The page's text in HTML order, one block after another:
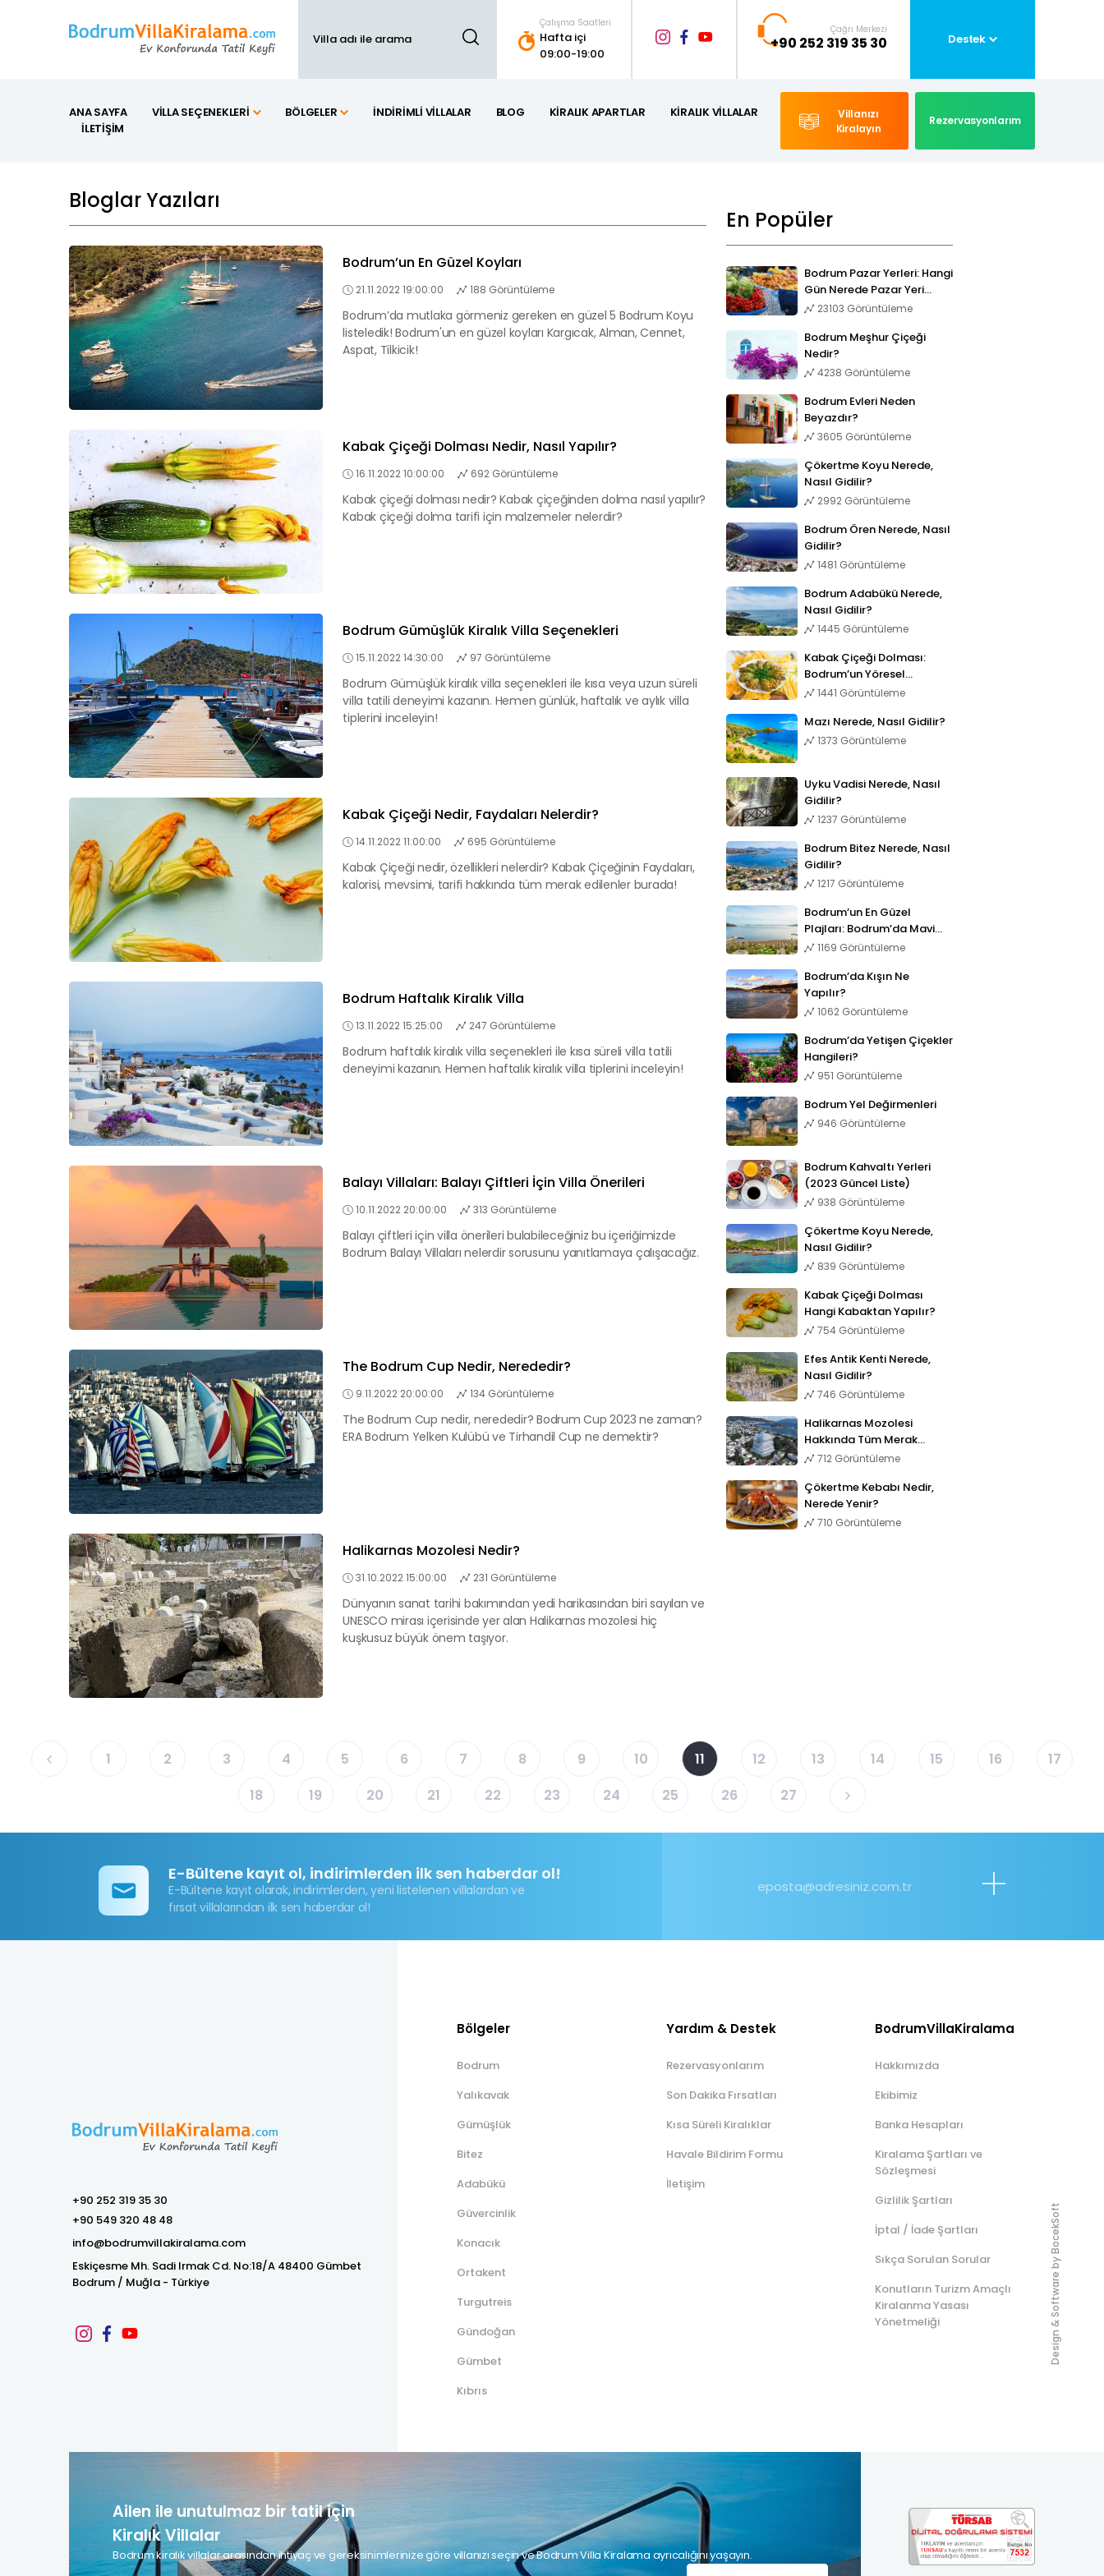
Çalışma Saatleri
Hafta içi
09:00-19:00
Çağrı Merkezi
+90 252 319 35 30 Destek
ANA SAYFA VILLA SEÇENEKLERI BÖLGELER İNDIRIMLI VILLALAR BLOG KIRALIK APARTLAR
KIRALIK VILLALAR
İLETIŞIM
Villanızı
Kiralayın
Rezervasyonlarım
Bloglar Yazıları
Bodrum’un En Güzel Koyları
21.11.2022 19:00:00 188 Görüntüleme
Bodrum’da mutlaka görmeniz gereken en güzel 5 Bodrum Koyu
listeledik! Bodrum'un en güzel koyları Kargıcak, Alman, Cennet,
Aspat, Tilkicik!
Kabak Çiçeği Dolması Nedir, Nasıl Yapılır?
16.11.2022 10:00:00 692 Görüntüleme
Kabak çiçeği dolması nedir? Kabak çiçeğinden dolma nasıl yapılır?
Kabak çiçeği dolma tarifi için malzemeler nelerdir?
Bodrum Gümüşlük Kiralık Villa Seçenekleri
15.11.2022 14:30:00 97 Görüntüleme
Bodrum Gümüşlük kiralık villa seçenekleri ile kısa veya uzun süreli
villa tatili deneyimi kazanın. Hemen günlük, haftalık ve aylık villa
tiplerini inceleyin!
Kabak Çiçeği Nedir, Faydaları Nelerdir?
14.11.2022 11:00:00 695 Görüntüleme
Kabak Çiçeği nedir, özellikleri nelerdir? Kabak Çiçeğinin Faydaları,
kalorisi, mevsimi, tarifi hakkında tüm merak edilenler burada!
Bodrum Haftalık Kiralık Villa
13.11.2022 15:25:00 247 Görüntüleme
Bodrum haftalık kiralık villa seçenekleri ile kısa süreli villa tatili
deneyimi kazanın. Hemen haftalık kiralık villa tiplerini inceleyin!
Balayı Villaları: Balayı Çiftleri İçin Villa Önerileri
10.11.2022 20:00:00 313 Görüntüleme
Balayı çiftleri için villa önerileri bulabileceğiniz bu içeriğimizde
Bodrum Balayı Villaları nelerdir sorusunu yanıtlamaya çalışacağız.
The Bodrum Cup Nedir, Nerededir?
9.11.2022 20:00:00 134 Görüntüleme
The Bodrum Cup nedir, nerededir? Bodrum Cup 2023 ne zaman?
ERA Bodrum Yelken Kulübü ve Tirhandil Cup ne demektir?
Halikarnas Mozolesi Nedir?
31.10.2022 15:00:00 231 Görüntüleme
Dünyanın sanat tarihi bakımından yedi harikasından biri sayılan ve
UNESCO mirası içerisinde yer alan Halikarnas mozolesi hiç
kuşkusuz büyük önem taşıyor.
En Popüler
Bodrum Pazar Yerleri: Hangi
Gün Nerede Pazar Yeri
Kuruluyor?
23103 Görüntüleme
Bodrum Meşhur Çiçeği
Nedir?
4238 Görüntüleme
Bodrum Evleri Neden
Beyazdır?
3605 Görüntüleme
Çökertme Koyu Nerede,
Nasıl Gidilir?
2992 Görüntüleme
Bodrum Ören Nerede, Nasıl
Gidilir?
1481 Görüntüleme
Bodrum Adabükü Nerede,
Nasıl Gidilir?
1445 Görüntüleme
Kabak Çiçeği Dolması:
Bodrum’un Yöresel
Lezzetleri
1441 Görüntüleme
Mazı Nerede, Nasıl Gidilir?
1373 Görüntüleme
Uyku Vadisi Nerede, Nasıl
Gidilir?
1237 Görüntüleme
Bodrum Bitez Nerede, Nasıl
Gidilir?
1217 Görüntüleme
Bodrum’un En Güzel
Plajları: Bodrum’da Mavi
Bayraklı 11 Plaj
1169 Görüntüleme
Bodrum’da Kışın Ne
Yapılır?
1062 Görüntüleme
Bodrum’da Yetişen Çiçekler
Hangileri?
951 Görüntüleme
Bodrum Yel Değirmenleri
946 Görüntüleme
Bodrum Kahvaltı Yerleri
(2023 Güncel Liste)
938 Görüntüleme
Çökertme Koyu Nerede,
Nasıl Gidilir?
839 Görüntüleme
Kabak Çiçeği Dolması
Hangi Kabaktan Yapılır?
754 Görüntüleme
Efes Antik Kenti Nerede,
Nasıl Gidilir?
746 Görüntüleme
Halikarnas Mozolesi
Hakkında Tüm Merak
Edilenler
712 Görüntüleme
Çökertme Kebabı Nedir,
Nerede Yenir?
710 Görüntüleme
1 2 3 4 5 6 7 8 9 10 11 12 13 14 15 16
17
18
19 20 21 22 23 24 25 26 27
E-Bültene kayıt ol, indirimlerden ilk sen haberdar ol!
E-Bültene kayıt olarak, indirimlerden, yeni listelenen villalardan ve
fırsat villalarından ilk sen haberdar ol!
+90 252 319 35 30
+90 549 320 48 48
info@bodrumvillakiralama.com
Eskiçesme Mh. Sadi Irmak Cd. No:18/A 48400 Gümbet
Bodrum / Muğla - Türkiye
Bölgeler
Bodrum
Yalıkavak
Gümüşlük
Bitez
Adabükü
Güvercinlik
Konacık
Ortakent
Turgutreis
Gündoğan
Gümbet
Kıbrıs
Yardım & Destek
Rezervasyonlarım
Son Dakika Fırsatları
Kısa Süreli Kiralıklar
Havale Bildirim Formu
İletişim
BodrumVillaKiralama
Hakkımızda
Ekibimiz
Banka Hesapları
Kiralama Şartları ve
Sözleşmesi
Gizlilik Şartları
İptal / İade Şartları
Sıkça Sorulan Sorular
Konutların Turizm Amaçlı
Kiralanma Yasası
Yönetmeliği
Ailen ile unutulmaz bir tatil için
Kiralık Villalar
Bodrum kiralık villalar arasından ihtiyaç ve gereksinimlerinize göre villanızı seçin ve Bodrum Villa Kiralama ayrıcalığını yaşayın.
Design & Software by
BocekSoft